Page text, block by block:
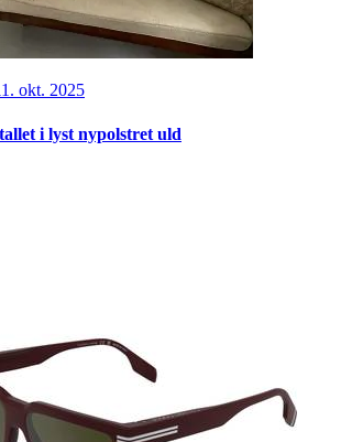
okt. 2025
i lyst nypolstret uld